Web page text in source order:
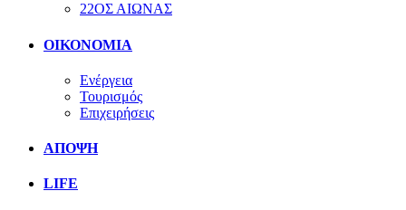
22ΟΣ ΑΙΩΝΑΣ
ΟΙΚΟΝΟΜΙΑ
Ενέργεια
Τουρισμός
Επιχειρήσεις
ΑΠΟΨΗ
LIFE